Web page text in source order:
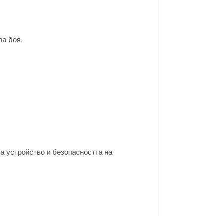
боя.
устройство и безопасността на